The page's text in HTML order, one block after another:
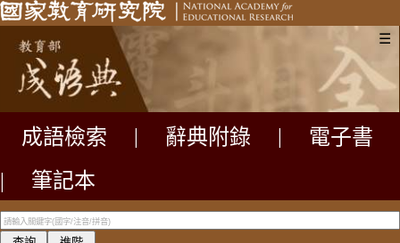
☰
成語檢索 辭典附錄
電子書
|
筆記本